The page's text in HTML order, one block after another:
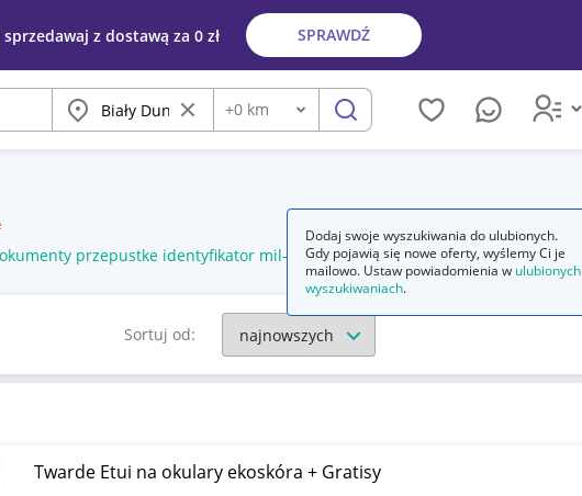
z dostawą za 0 zł SPRAWDŹ
Miasto Wyczyść frazę
Odległość
+0 km szukaj
przepustke identyfikator mil-tec olive
Sortuj od:
Twarde Etui na okulary ekoskóra + Gratisy
Dodaj swoje wyszukiwania do ulubionych.
Gdy pojawią się nowe oferty, wyślemy Ci je
mailowo. Ustaw powiadomienia w ulubionych
wyszukiwaniach.